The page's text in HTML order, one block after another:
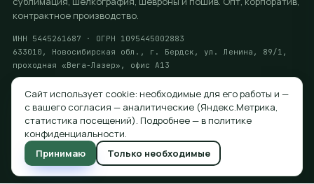
контрактное производство.
ИНН 5445261687 · ОГРН 1095445002883
633010, Новосибирская обл., г. Бердск, ул. Ленина, 89/1,
проходная «Вега-Лазер», офис А13
© 2026 ООО «Вышивка Сибири». Все права защищены.
Политика конфиденциальности · Согласие на обработку ПДн (152-ФЗ)
* WhatsApp принадлежит Meta Platforms Inc. — организация признана
экстремистской, её деятельность на территории РФ запрещена.
Сайт использует cookie: необходимые для его работы и —
с вашего согласия — аналитические (Яндекс.Метрика,
статистика посещений). Подробнее — в политике
конфиденциальности.
Принимаю
Только необходимые